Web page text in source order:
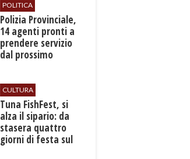
POLITICA
​Polizia Provinciale,
14 agenti pronti a
prendere servizio
dal prossimo
CULTURA
​Tuna FishFest, si
alza il sipario: da
stasera quattro
giorni di festa sul